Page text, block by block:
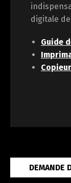
digitale
Guide
Copieur
DEMANDE